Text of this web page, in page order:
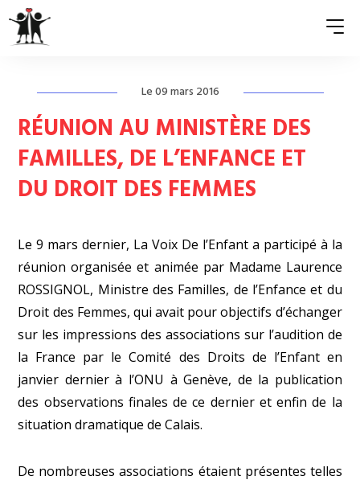
QUI SOMMES-NOUS ?
ASSOCIATIONS MEMBRES
NOS ACTIONS
ACTUALITÉS
PRESSE
Le 09 mars 2016
RÉUNION AU MINISTÈRE DES
FAMILLES, DE L’ENFANCE ET
DU DROIT DES FEMMES
Le 9 mars dernier, La Voix De l’Enfant a participé à la
réunion organisée et animée par Madame Laurence
ROSSIGNOL, Ministre des Familles, de l’Enfance et du
Droit des Femmes, qui avait pour objectifs d’échanger
sur les impressions des associations sur l’audition de
la France par le Comité des Droits de l’Enfant en
janvier dernier à l’ONU à Genève, de la publication
des observations finales de ce dernier et enfin de la
situation dramatique de Calais.
De nombreuses associations étaient présentes telles